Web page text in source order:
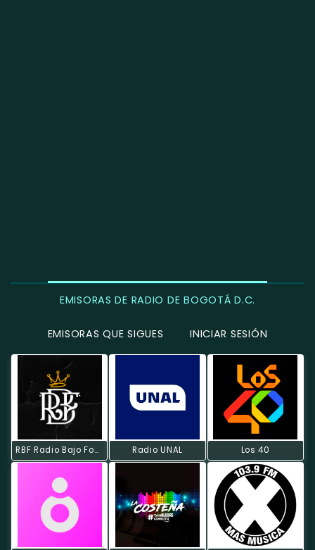
EMISORAS DE RADIO DE BOGOTÁ D.C.
EMISORAS QUE SIGUES INICIAR SESIÓN
RBF Radio Bajo Fondo Radio UNAL Los 40